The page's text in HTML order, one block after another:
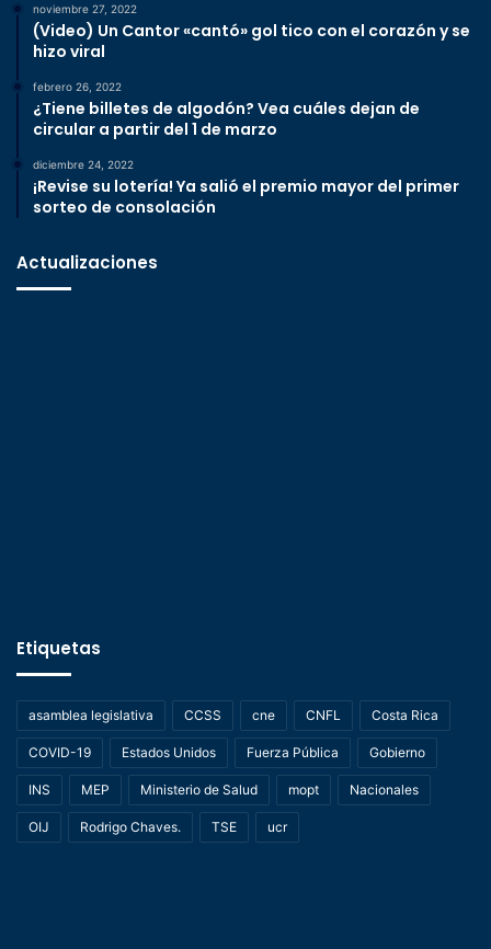
noviembre 27, 2022
(Video) Un Cantor «cantó» gol tico con el corazón y se
hizo viral
febrero 26, 2022
¿Tiene billetes de algodón? Vea cuáles dejan de
circular a partir del 1 de marzo
diciembre 24, 2022
¡Revise su lotería! Ya salió el premio mayor del primer
sorteo de consolación
Actualizaciones
Etiquetas
asamblea legislativa CCSS cne CNFL Costa Rica
COVID-19 Estados Unidos Fuerza Pública Gobierno
INS MEP Ministerio de Salud mopt Nacionales
OIJ Rodrigo Chaves. TSE ucr